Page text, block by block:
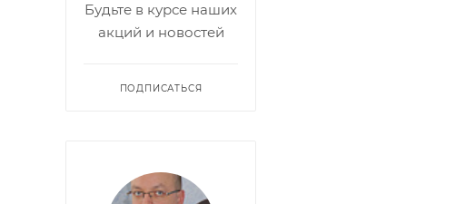
Будьте в курсе наших
акций и новостей
ПОДПИСАТЬСЯ